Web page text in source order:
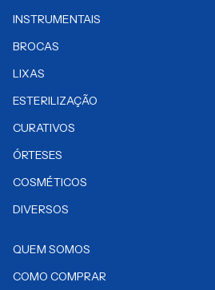
INSTRUMENTAIS
BROCAS
LIXAS
ESTERILIZAÇÃO
CURATIVOS
ÓRTESES
COSMÉTICOS
DIVERSOS
QUEM SOMOS
COMO COMPRAR